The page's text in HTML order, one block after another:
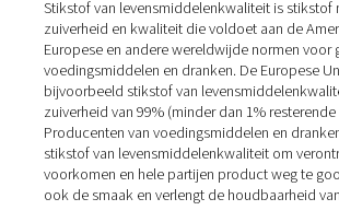
te verbeteren. Bij de wijnbereiding
stadia van het proces gebruikt:
monteren, filtreren, om er maar een
richt zich echter op stikstof van
voedselverpakkingen. In deze
en houdbaarheid van verpakte